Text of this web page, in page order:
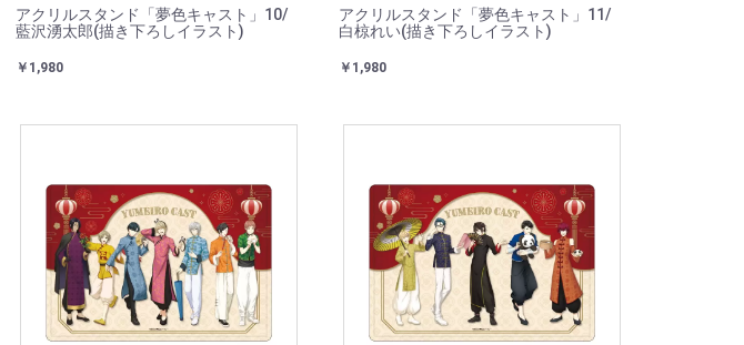
アクリルスタンド「夢色キャスト」10/
藍沢湧太郎(描き下ろしイラスト)
￥1,980
アクリルスタンド「夢色キャスト」11/
白椋れい(描き下ろしイラスト)
￥1,980